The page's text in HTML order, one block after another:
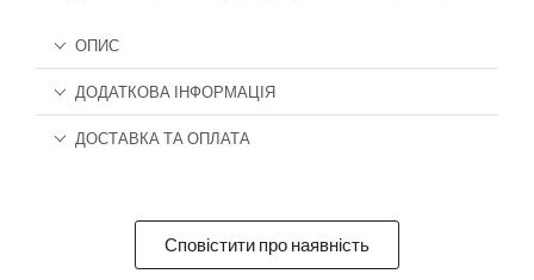
ОПИС
ДОДАТКОВА ІНФОРМАЦІЯ
ДОСТАВКА ТА ОПЛАТА
Сповістити про наявність